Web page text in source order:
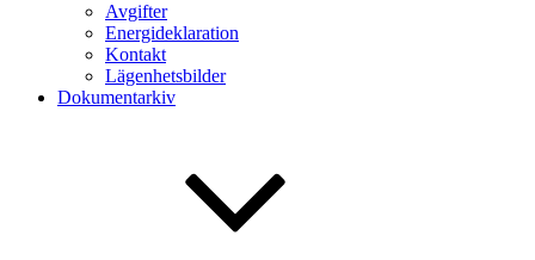
Avgifter
Energideklaration
Kontakt
Lägenhetsbilder
Dokumentarkiv